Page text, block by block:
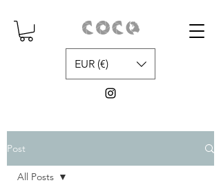
EUR (€)
Post
All Posts